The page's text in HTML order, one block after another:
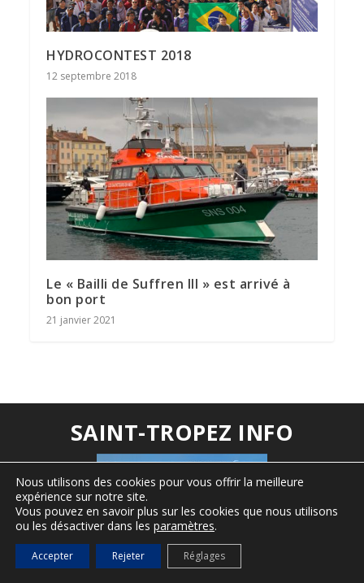
HYDROCONTEST 2018
12 septembre 2018
Le « Bailli de Suffren III » est arrivé à
bon port
21 janvier 2021
SAINT-TROPEZ INFO
Nous utilisons des cookies pour vous offrir la meilleure
expérience sur notre site.
Vous pouvez en savoir plus sur les cookies que nous utilisons
ou les désactiver dans les paramètres.
Accepter Rejeter Réglages